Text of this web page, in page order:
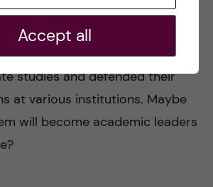
Over the years, we have
master’s students in my
since gone on to
studies and defended their
at various institutions. Maybe
will become academic leaders
Accept all